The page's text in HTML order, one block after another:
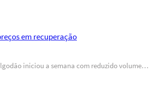
em recuperação
iniciou a semana com reduzido volume…